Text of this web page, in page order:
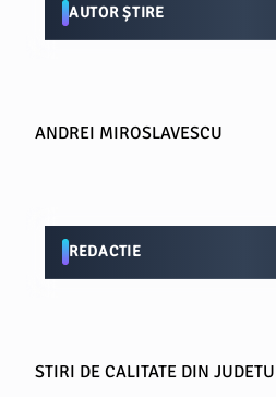
AUTOR ȘTIRE
ANDREI MIROSLAVESCU
REDACTIE
STIRI DE CALITATE DIN